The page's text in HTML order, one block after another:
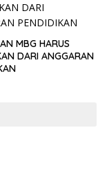
MBG HARUS
DARI ANGGARAN